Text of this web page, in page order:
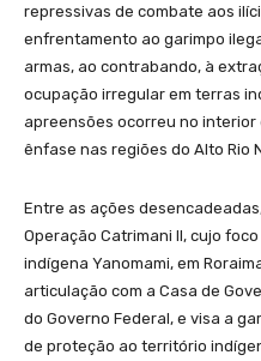
repressivas de combate aos
enfrentamento ao garimpo
armas, ao contrabando, à
ocupação irregular em terras
apreensões ocorreu no interior
ênfase nas regiões do Alto Rio
Entre as ações
Operação Catrimani II, cujo
indígena Yanomami, em
articulação com a Casa de
do Governo Federal, e visa a
de proteção ao território